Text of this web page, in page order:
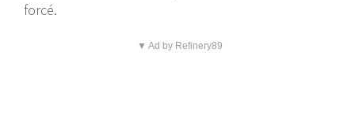
forcé.
▼ Ad by Refinery89